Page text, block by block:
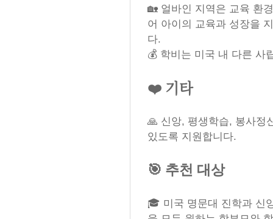
🏡 얼바인 지역은 교육 환
어 아이의 교육과 성장을
다.
💰 학비는 미국 내 다른 사
❤️ 기타
🙏 신앙, 평생학습, 봉사정
있도록 지원합니다.
🎯 추천 대상
🎓 미국 명문대 진학과 신